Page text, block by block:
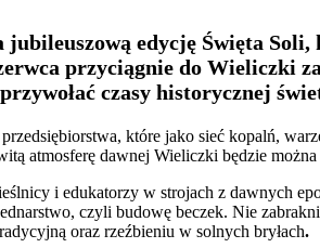
edycję Święta
przyciągnie do
czasy historycznej
które jako sieć kopalń,
atmosferę dawnej Wieliczki będzie
i edukatorzy w strojach z dawnych
czyli budowę beczek. Nie
oraz rzeźbieniu w solnych bryłach.